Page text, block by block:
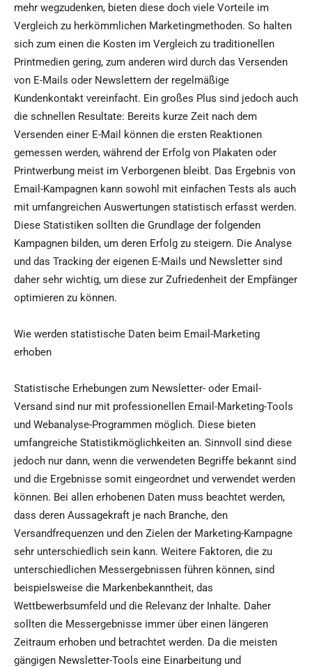
mehr wegzudenken, bieten diese doch viele Vorteile im
Vergleich zu herkömmlichen Marketingmethoden. So halten
sich zum einen die Kosten im Vergleich zu traditionellen
Printmedien gering, zum anderen wird durch das Versenden
von E-Mails oder Newslettern der regelmäßige
Kundenkontakt vereinfacht. Ein großes Plus sind jedoch auch
die schnellen Resultate: Bereits kurze Zeit nach dem
Versenden einer E-Mail können die ersten Reaktionen
gemessen werden, während der Erfolg von Plakaten oder
Printwerbung meist im Verborgenen bleibt. Das Ergebnis von
Email-Kampagnen kann sowohl mit einfachen Tests als auch
mit umfangreichen Auswertungen statistisch erfasst werden.
Diese Statistiken sollten die Grundlage der folgenden
Kampagnen bilden, um deren Erfolg zu steigern. Die Analyse
und das Tracking der eigenen E-Mails und Newsletter sind
daher sehr wichtig, um diese zur Zufriedenheit der Empfänger
optimieren zu können.
Wie werden statistische Daten beim Email-Marketing
erhoben
Statistische Erhebungen zum Newsletter- oder Email-
Versand sind nur mit professionellen Email-Marketing-Tools
und Webanalyse-Programmen möglich. Diese bieten
umfangreiche Statistikmöglichkeiten an. Sinnvoll sind diese
jedoch nur dann, wenn die verwendeten Begriffe bekannt sind
und die Ergebnisse somit eingeordnet und verwendet werden
können. Bei allen erhobenen Daten muss beachtet werden,
dass deren Aussagekraft je nach Branche, den
Versandfrequenzen und den Zielen der Marketing-Kampagne
sehr unterschiedlich sein kann. Weitere Faktoren, die zu
unterschiedlichen Messergebnissen führen können, sind
beispielsweise die Markenbekanntheit, das
Wettbewerbsumfeld und die Relevanz der Inhalte. Daher
sollten die Messergebnisse immer über einen längeren
Zeitraum erhoben und betrachtet werden. Da die meisten
gängigen Newsletter-Tools eine Einarbeitung und